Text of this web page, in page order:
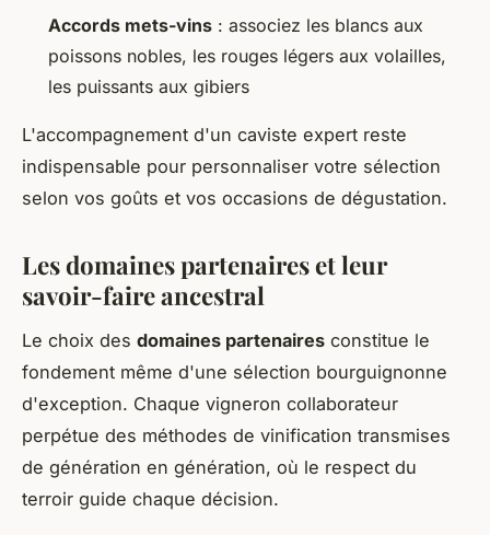
Accords mets-vins : associez les blancs aux
poissons nobles, les rouges légers aux volailles,
les puissants aux gibiers
L'accompagnement d'un caviste expert reste
indispensable pour personnaliser votre sélection
selon vos goûts et vos occasions de dégustation.
Les domaines partenaires et leur
savoir-faire ancestral
Le choix des domaines partenaires constitue le
fondement même d'une sélection bourguignonne
d'exception. Chaque vigneron collaborateur
perpétue des méthodes de vinification transmises
de génération en génération, où le respect du
terroir guide chaque décision.